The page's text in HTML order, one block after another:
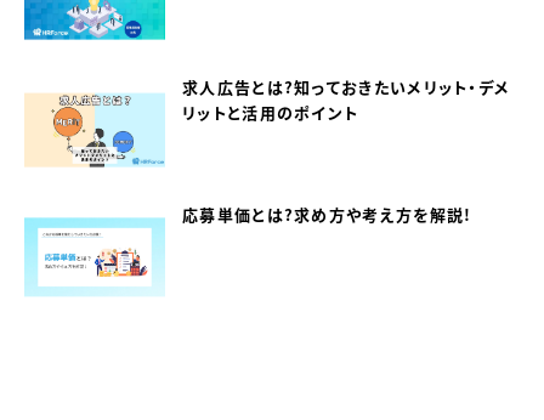
求人広告とは？知っておきたいメリット・デメ
リットと活用のポイント
応募単価とは？求め方や考え方を解説！